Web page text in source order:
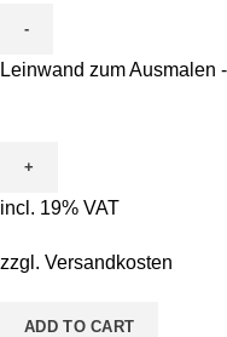
Leinwand zum Ausmalen
incl. 19% VAT
zzgl. Versandkosten
ADD TO CART